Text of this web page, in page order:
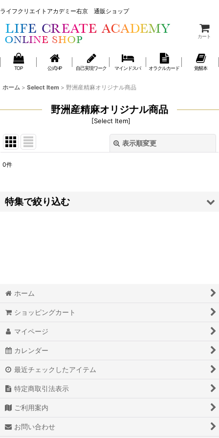
ライフクリエイトアカデミー右京 通販ショップ
カート
TOP 公式HP 自己実現ワーク マインドスパ オラクルカード 覚醒本
ホーム > Select Item > 野洲産精麻オリジナル商品
野洲産精麻オリジナル商品
[Select Item]
表示順変更
並び順:
0件
特集で絞り込む
覚醒本
オリジナル最高級ダイヤモンドパイソン金運財布
オリジナル最高級ダイヤモンドパイソン開運手帳カバー
オリジナルミラクルマニフェストアロマオイル
オリジナルパワーストーンスマホカバー
ホーム
ショッピングカート
マイページ
カレンダー
最近チェックしたアイテム
特定商取引法表示
ご利用案内
お問い合わせ